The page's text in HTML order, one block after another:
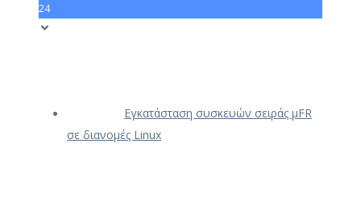
24
Εγκατάσταση συσκευών σειράς μFR
σε διανομές Linux